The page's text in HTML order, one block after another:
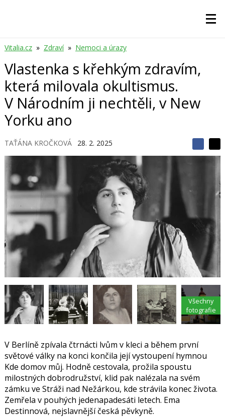
Vitalia.cz » Zdraví » Nemoci a úrazy
Vlastenka s křehkým zdravím,
která milovala okultismus.
V Národním ji nechtěli, v New
Yorku ano
TAŤÁNA KROČKOVÁ 28. 2. 2025
S
t
S
a
b
o
o
k
u
t
a
í
t
Všechny
fotografie
V Berlíně zpívala čtrnácti lvům v kleci a během první
světové války na konci končila její vystoupení hymnou
Kde domov můj. Hodně cestovala, prožila spoustu
milostných dobrodružství, klid pak nalézala na svém
zámku ve Stráži nad Nežárkou, kde strávila konec života.
Zemřela v pouhých jedenapadesáti letech. Ema
Destinnová, nejslavnější česká pěvkyně.